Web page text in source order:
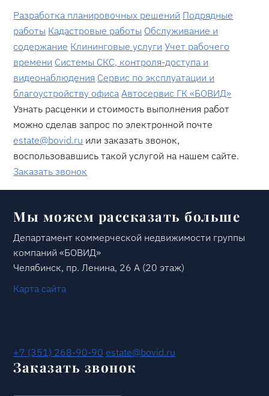
Разработка планировочных решений Подрядные
работы Кадастровые работы Обслуживание и
содержание Клининговые услуги Учет рабочего
времени Системы СКС, контроля-доступа и
видеонаблюдения Cервис по эксплуатации и
благоустройству офиса Автосервис ГК «БОВИД»
Узнать расценки и стоимость выполнения работ
можно сделав запрос по электронной почте
estate@bovid.ru или заказать звонок,
воспользовавшись такой услугой на нашем сайте.
Заказать звонок
Мы можем рассказать больше
Департамент коммерческой недвижимости группы
компаний «БОВИД»
Челябинск, пр. Ленина, 26 А (20 этаж)
Карта сайта
+7 (351) 268-90-90 estate@bovid.ru
Заказать звонок